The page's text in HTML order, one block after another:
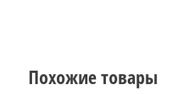
Похожие товары